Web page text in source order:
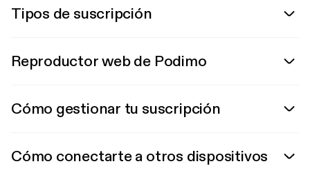
Tipos de suscripción
Reproductor web de Podimo
Cómo gestionar tu suscripción
Cómo conectarte a otros dispositivos